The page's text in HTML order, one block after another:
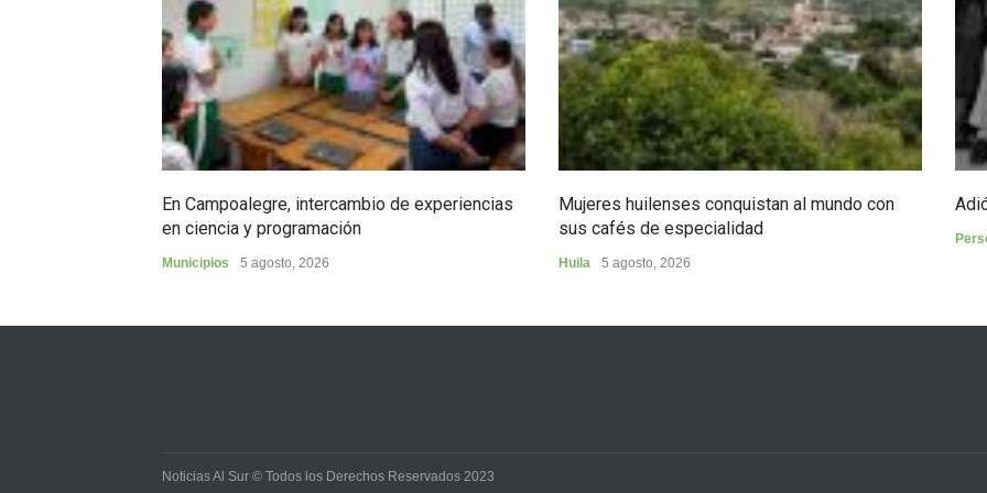
En Campoalegre, intercambio de experiencias
en ciencia y programación
Municipios 5 agosto, 2026
Mujeres huilenses conquistan al mundo con
sus cafés de especialidad
Huila 5 agosto, 2026
Noticias Al Sur © Todos los Derechos Reservados 2023